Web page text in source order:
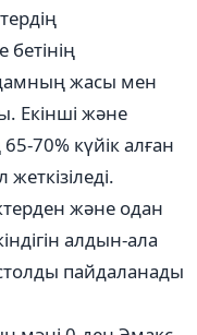
жасы мен
Екінші және
70% күйік алған
және одан
алдын-ала
пайдаланады